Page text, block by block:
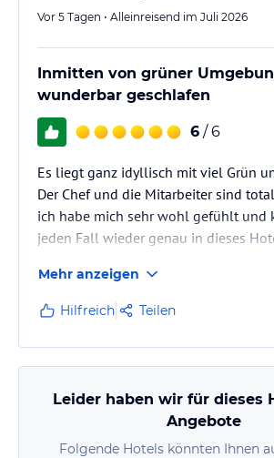
Vor 5 Tagen • Alleinreisend im Juli 2026
Inmitten von grüner
wunderbar geschlafen
6 / 6
Es liegt ganz idyllisch mit viel Grün
Der Chef und die Mitarbeiter sind
ich habe mich sehr wohl gefühlt und
jeden Fall wieder genau in dieses
schöner Auswahl
Mehr anzeigen
Hilfreich Teilen
Leider haben wir für dieses
Angebote
Folgende Hotels könnten Ihnen